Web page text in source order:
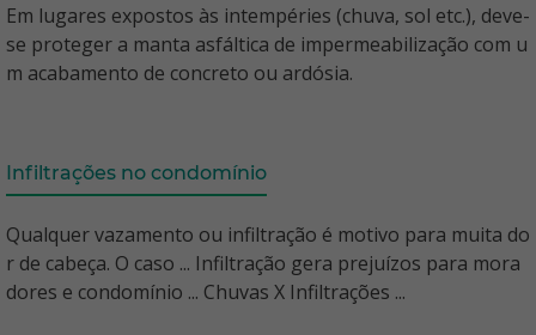
Em lugares expostos às intempéries (chuva, sol etc.), deve-
se proteger a manta asfáltica de impermeabilização com u
m acabamento de concreto ou ardósia.
Infiltrações no condomínio
Qualquer vazamento ou infiltração é motivo para muita do
r de cabeça. O caso ... Infiltração gera prejuízos para mora
dores e condomínio ... Chuvas X Infiltrações ...